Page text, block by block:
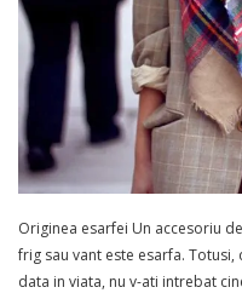
Originea esarfei Un accesoriu
frig sau vant este esarfa.
data in viata, nu v-ati intrebat